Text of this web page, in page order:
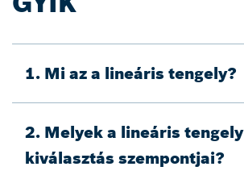
1. Mi az a lineáris tengely?
2. Melyek a lineáris tengely
kiválasztás szempontjai?